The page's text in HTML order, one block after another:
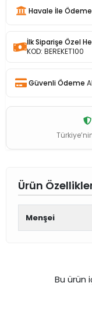
Havale İle Ödeme
İlk Siparişe Özel
KOD: BEREKET100
Güvenli Ödeme
Ürün
Menşei
Bu ürün